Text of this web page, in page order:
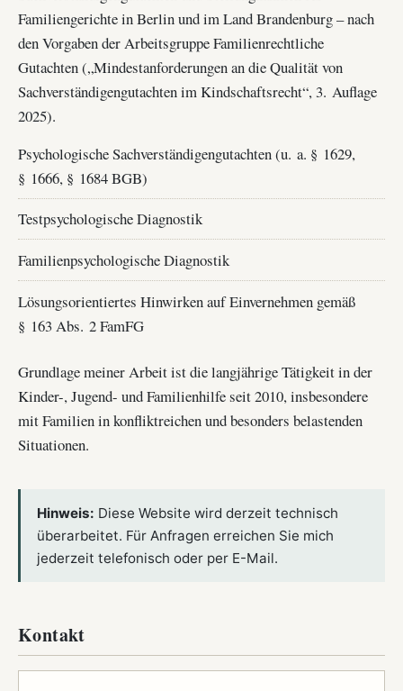
Familiengerichte in Berlin und im Land Brandenburg – nach
den Vorgaben der Arbeitsgruppe Familienrechtliche
Gutachten („Mindestanforderungen an die Qualität von
Sachverständigengutachten im Kindschaftsrecht“, 3. Auflage
2025).
Psychologische Sachverständigengutachten (u. a. § 1629,
§ 1666, § 1684 BGB)
Testpsychologische Diagnostik
Familienpsychologische Diagnostik
Lösungsorientiertes Hinwirken auf Einvernehmen gemäß
§ 163 Abs. 2 FamFG
Grundlage meiner Arbeit ist die langjährige Tätigkeit in der
Kinder-, Jugend- und Familienhilfe seit 2010, insbesondere
mit Familien in konfliktreichen und besonders belastenden
Situationen.
Hinweis: Diese Website wird derzeit technisch
überarbeitet. Für Anfragen erreichen Sie mich
jederzeit telefonisch oder per E-Mail.
Kontakt